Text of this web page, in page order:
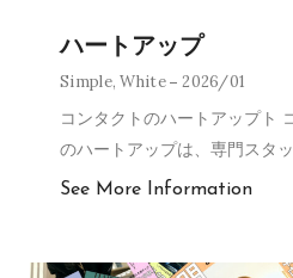
ハートアップ
Simple,White 2026/01
コンタクトのハートアップト
のハートアップは、専門スタ
See More Information